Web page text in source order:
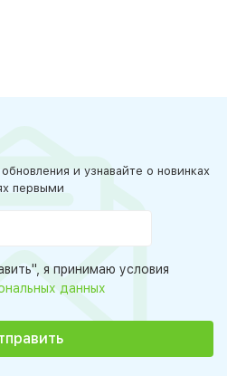
и узнавайте о новинках
первыми
я принимаю условия
данных